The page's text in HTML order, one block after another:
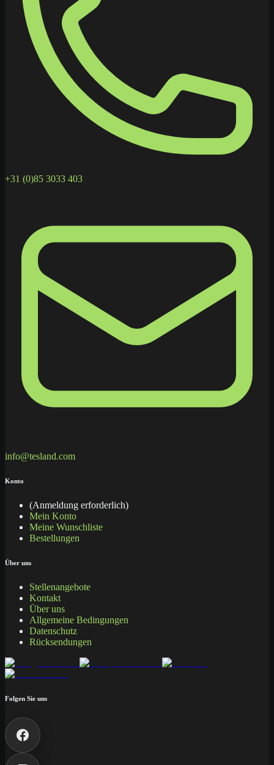
+31 (0)85 3033 403
info@tesland.com
Konto
(Anmeldung erforderlich)
Mein Konto
Meine Wunschliste
Bestellungen
Über uns
Stellenangebote
Kontakt
Über uns
Allgemeine Bedingungen
Datenschutz
Rücksendungen
Folgen Sie uns